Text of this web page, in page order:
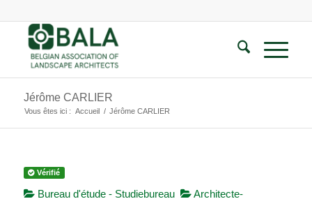
Jérôme CARLIER
Vous êtes ici : Accueil / Jérôme CARLIER
Vérifié
Bureau d'étude - Studiebureau
Architecte-